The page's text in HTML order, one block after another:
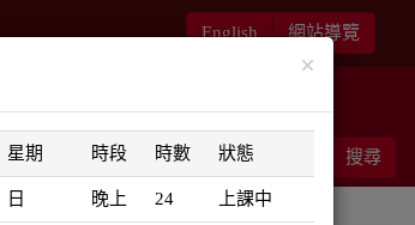
English 網站導覽
搜尋
結帳
×
星期 時段 時數 狀態
日 晚上 24 上課中